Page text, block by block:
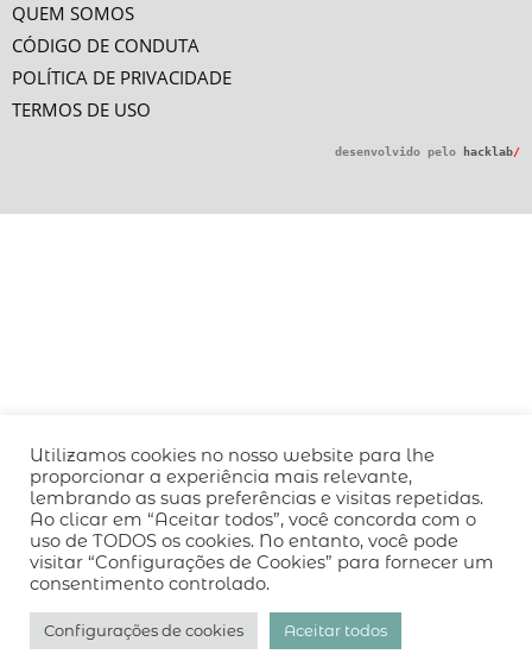
QUEM SOMOS
CÓDIGO DE CONDUTA
POLÍTICA DE PRIVACIDADE
TERMOS DE USO
desenvolvido pelo hacklab/
Utilizamos cookies no nosso website para lhe
proporcionar a experiência mais relevante,
lembrando as suas preferências e visitas repetidas.
Ao clicar em “Aceitar todos”, você concorda com o
uso de TODOS os cookies. No entanto, você pode
visitar “Configurações de Cookies” para fornecer um
consentimento controlado.
Configurações de cookies Aceitar todos